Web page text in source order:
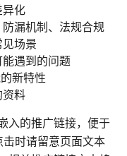
异化
漏机制、法规合规
场景
遇到的问题
新特性
资料
入的推广链接，便于
时请留意页面文本